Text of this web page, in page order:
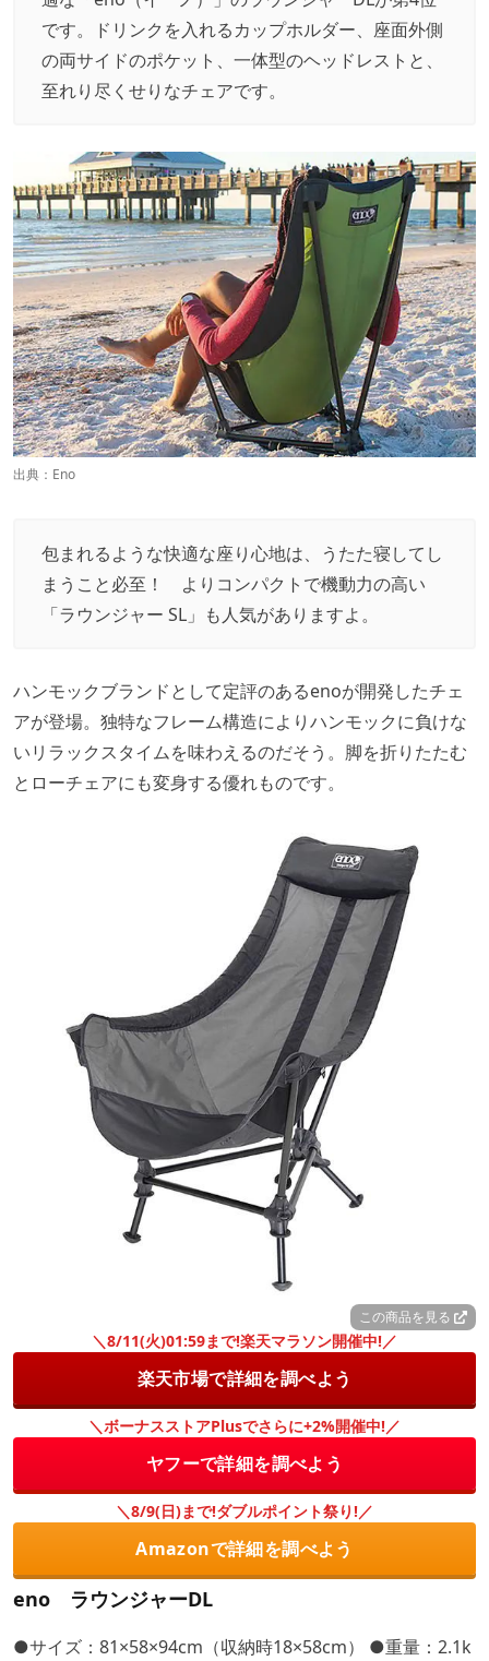
です。ドリンクを入れるカップホルダー、座面外側
の両サイドのポケット、一体型のヘッドレストと、
至れり尽くせりなチェアです。
出典： Eno
包まれるような快適な座り心地は、うたた寝してし
まうこと必至！ よりコンパクトで機動力の高い
「ラウンジャー SL」も人気がありますよ。
ハンモックブランドとして定評のあるenoが開発したチェ
アが登場。独特なフレーム構造によりハンモックに負けな
いリラックスタイムを味わえるのだそう。脚を折りたたむ
とローチェアにも変身する優れものです。
この商品を見る
＼8/11(火)01:59まで!楽天マラソン開催中!／
楽天市場で詳細を調べよう
＼ボーナスストアPlusでさらに+2%開催中!／
ヤフーで詳細を調べよう
＼8/9(日)まで!ダブルポイント祭り!／
Amazonで詳細を調べよう
eno ラウンジャーDL
●サイズ：81×58×94cm（収納時18×58cm） ●重量：2.1k